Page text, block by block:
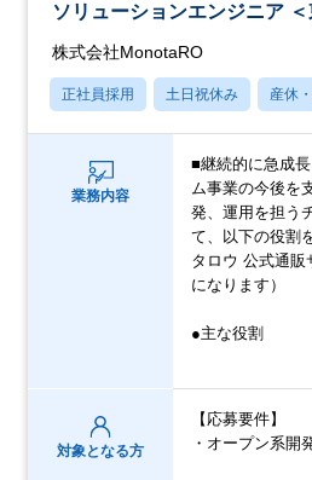
ソリューションエンジニア
株式会社MonotaRO
正社員採用 土日祝休み 産休
業務内容
■継続的に急成
ム事業の今後を
発、運用を担う
て、以下の役割
タロウ 公式通販
になります）
●主な役割
対象となる方
【応募要件】
・オープン系開